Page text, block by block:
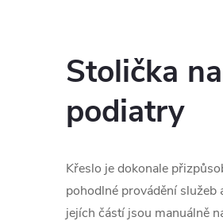
Stolička
podiatry
Křeslo je dokonale
pohodlné provádění služeb
jejích částí jsou manuálně